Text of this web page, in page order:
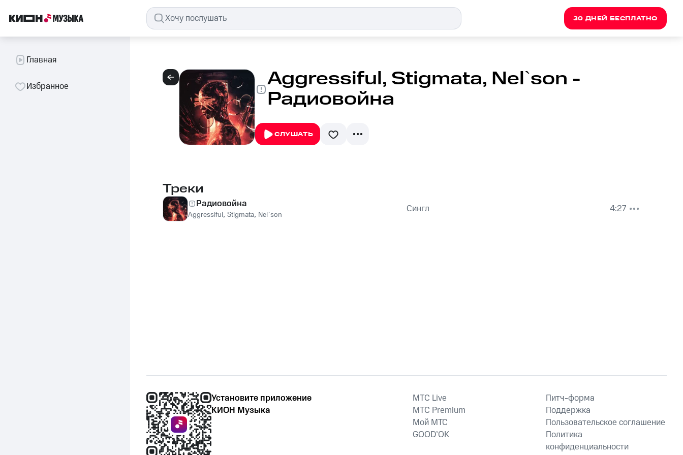
30 ДНЕЙ БЕСПЛАТНО
Главная
Избранное Aggressiful, Stigmata, Nel`son -
Радиовойна
СЛУШАТЬ
Треки
Радиовойна
Aggressiful, Stigmata, Nel`son Сингл 4:27
Установите приложение
КИОН Музыка
MTС Live
MTС Premium
Мой МТС
GOOD’OK
Питч-форма
Поддержка
Пользовательское соглашение
Политика
конфиденциальности